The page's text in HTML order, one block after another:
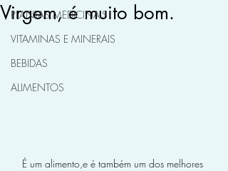
PLANTAS MEDICINAIS
VITAMINAS E MINERAIS
BEBIDAS
ALIMENTOS
Virgem, é muito bom.
É um alimento,e é também um dos melhores